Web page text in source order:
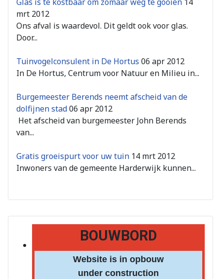
BOUWBORD
Website is in opbouw
under construction
mrt 2012
Ons afval is waardevol. Dit geldt ook voor glas.
Door...
Tuinvogelconsulent in De Hortus 06 apr 2012
In De Hortus, Centrum voor Natuur en Milieu in...
Burgemeester Berends neemt afscheid van de
dolfijnen stad06 apr 2012
Het afscheid van burgemeester John Berends
van...
Gratis groeispurt voor uw tuin 14 mrt 2012
Inwoners van de gemeente Harderwijk kunnen...